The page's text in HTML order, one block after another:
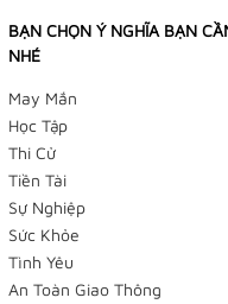
BẠN CHỌN Ý NGHĨA BẠN
NHÉ
May Mắn
Học Tập
Thi Cử
Tiền Tài
Sự Nghiệp
Sức Khỏe
Tình Yêu
An Toàn Giao Thông